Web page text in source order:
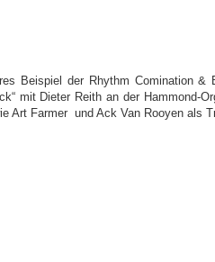
Beispiel der Rhythm Comination &
mit Dieter Reith an der Hammond-
Art Farmer und Ack Van Rooyen als